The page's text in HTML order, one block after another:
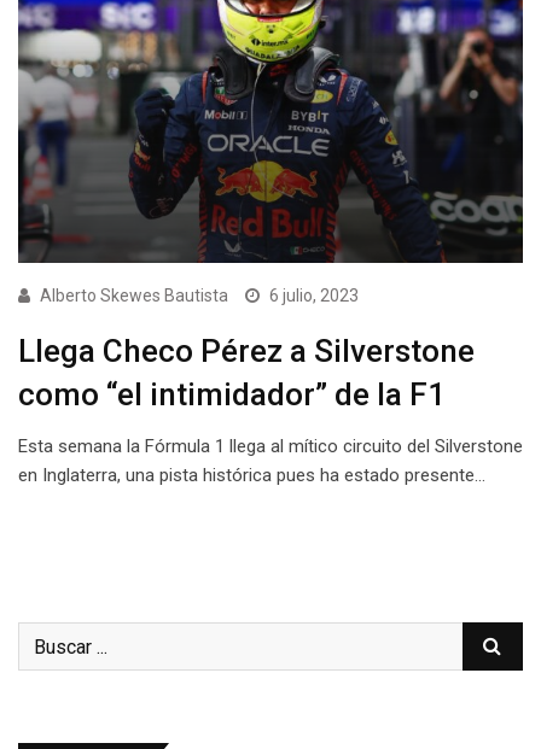
Alberto Skewes Bautista 6 julio, 2023
Llega Checo Pérez a Silverstone
como “el intimidador” de la F1
Esta semana la Fórmula 1 llega al mítico circuito del Silverstone
en Inglaterra, una pista histórica pues ha estado presente…